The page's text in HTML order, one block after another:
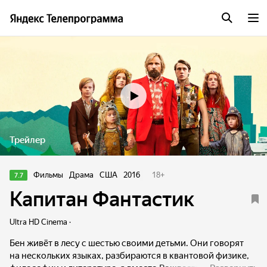
Трейлер
7.7 Фильмы Драма США 2016 18+
Капитан Фантастик
Ultra HD Cinema ·
Бен живёт в лесу с шестью своими детьми. Они говорят
на нескольких языках, разбираются в квантовой физике,